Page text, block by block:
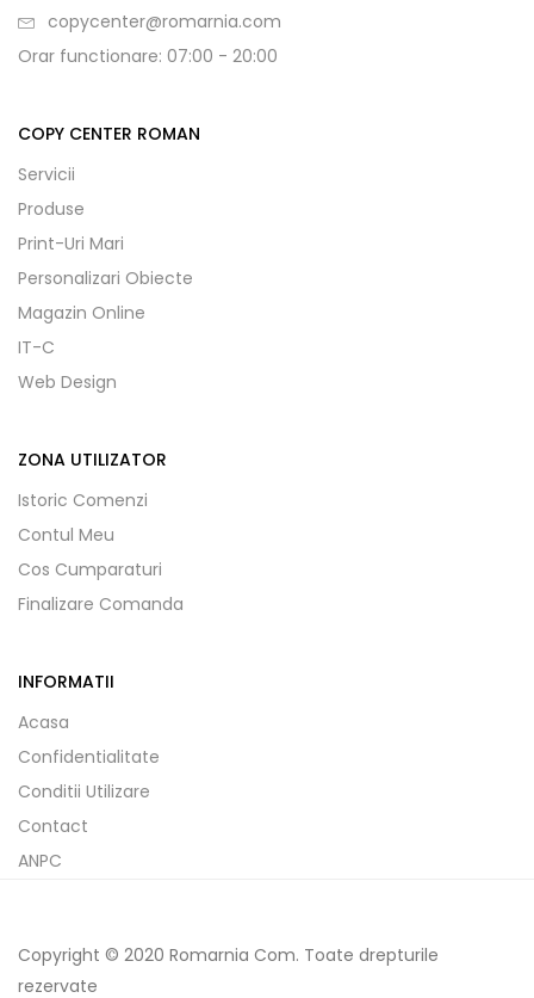
copycenter@romarnia.com
Orar functionare: 07:00 - 20:00
COPY CENTER ROMAN
Servicii
Produse
Print-Uri Mari
Personalizari Obiecte
Magazin Online
IT-C
Web Design
ZONA UTILIZATOR
Istoric Comenzi
Contul Meu
Cos Cumparaturi
Finalizare Comanda
INFORMATII
Acasa
Confidentialitate
Conditii Utilizare
Contact
ANPC
Copyright © 2020 Romarnia Com. Toate drepturile
rezervate